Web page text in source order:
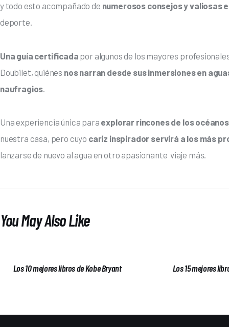
y todo esto acompañado de numerosos consejos y valiosas
deporte.
Una guía certificada por algunos de los mayores
Doubilet, quiénes nos narran desde sus inmersiones en
naufragios
Una experiencia única para explorar rincones de los
nuestra casa, pero cuyo cariz inspirador servirá a los más
lanzarse de nuevo al agua en otro apasionante  viaje más.
You May Also Like
Los 10 mejores libros de Kobe Bryant Los 15 mejores